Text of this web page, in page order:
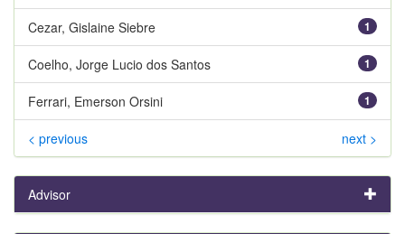
1
Cezar, Gislaine Siebre
1
Coelho, Jorge Lucio dos Santos
1
Ferrari, Emerson Orsini
< previous next >
Advisor